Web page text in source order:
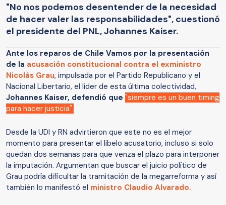
"No nos podemos desentender de la necesidad
de hacer valer las responsabilidades", cuestionó
el presidente del PNL, Johannes Kaiser.
Ante los reparos de Chile Vamos por la presentación
de la acusación constitucional contra el exministro
Nicolás Grau, impulsada por el Partido Republicano y el
Nacional Libertario, el líder de esta última colectividad,
Johannes Kaiser, defendió que "siempre es un buen timing
para hacer justicia".
Desde la UDI y RN advirtieron que este no es el mejor
momento para presentar el libelo acusatorio, incluso si solo
quedan dos semanas para que venza el plazo para interponer
la imputación. Argumentan que buscar el juicio político de
Grau podría dificultar la tramitación de la megarreforma y así
también lo manifestó el ministro Claudio Alvarado.